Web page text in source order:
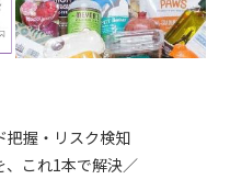
把握・リスク検知
、これ1本で解決／